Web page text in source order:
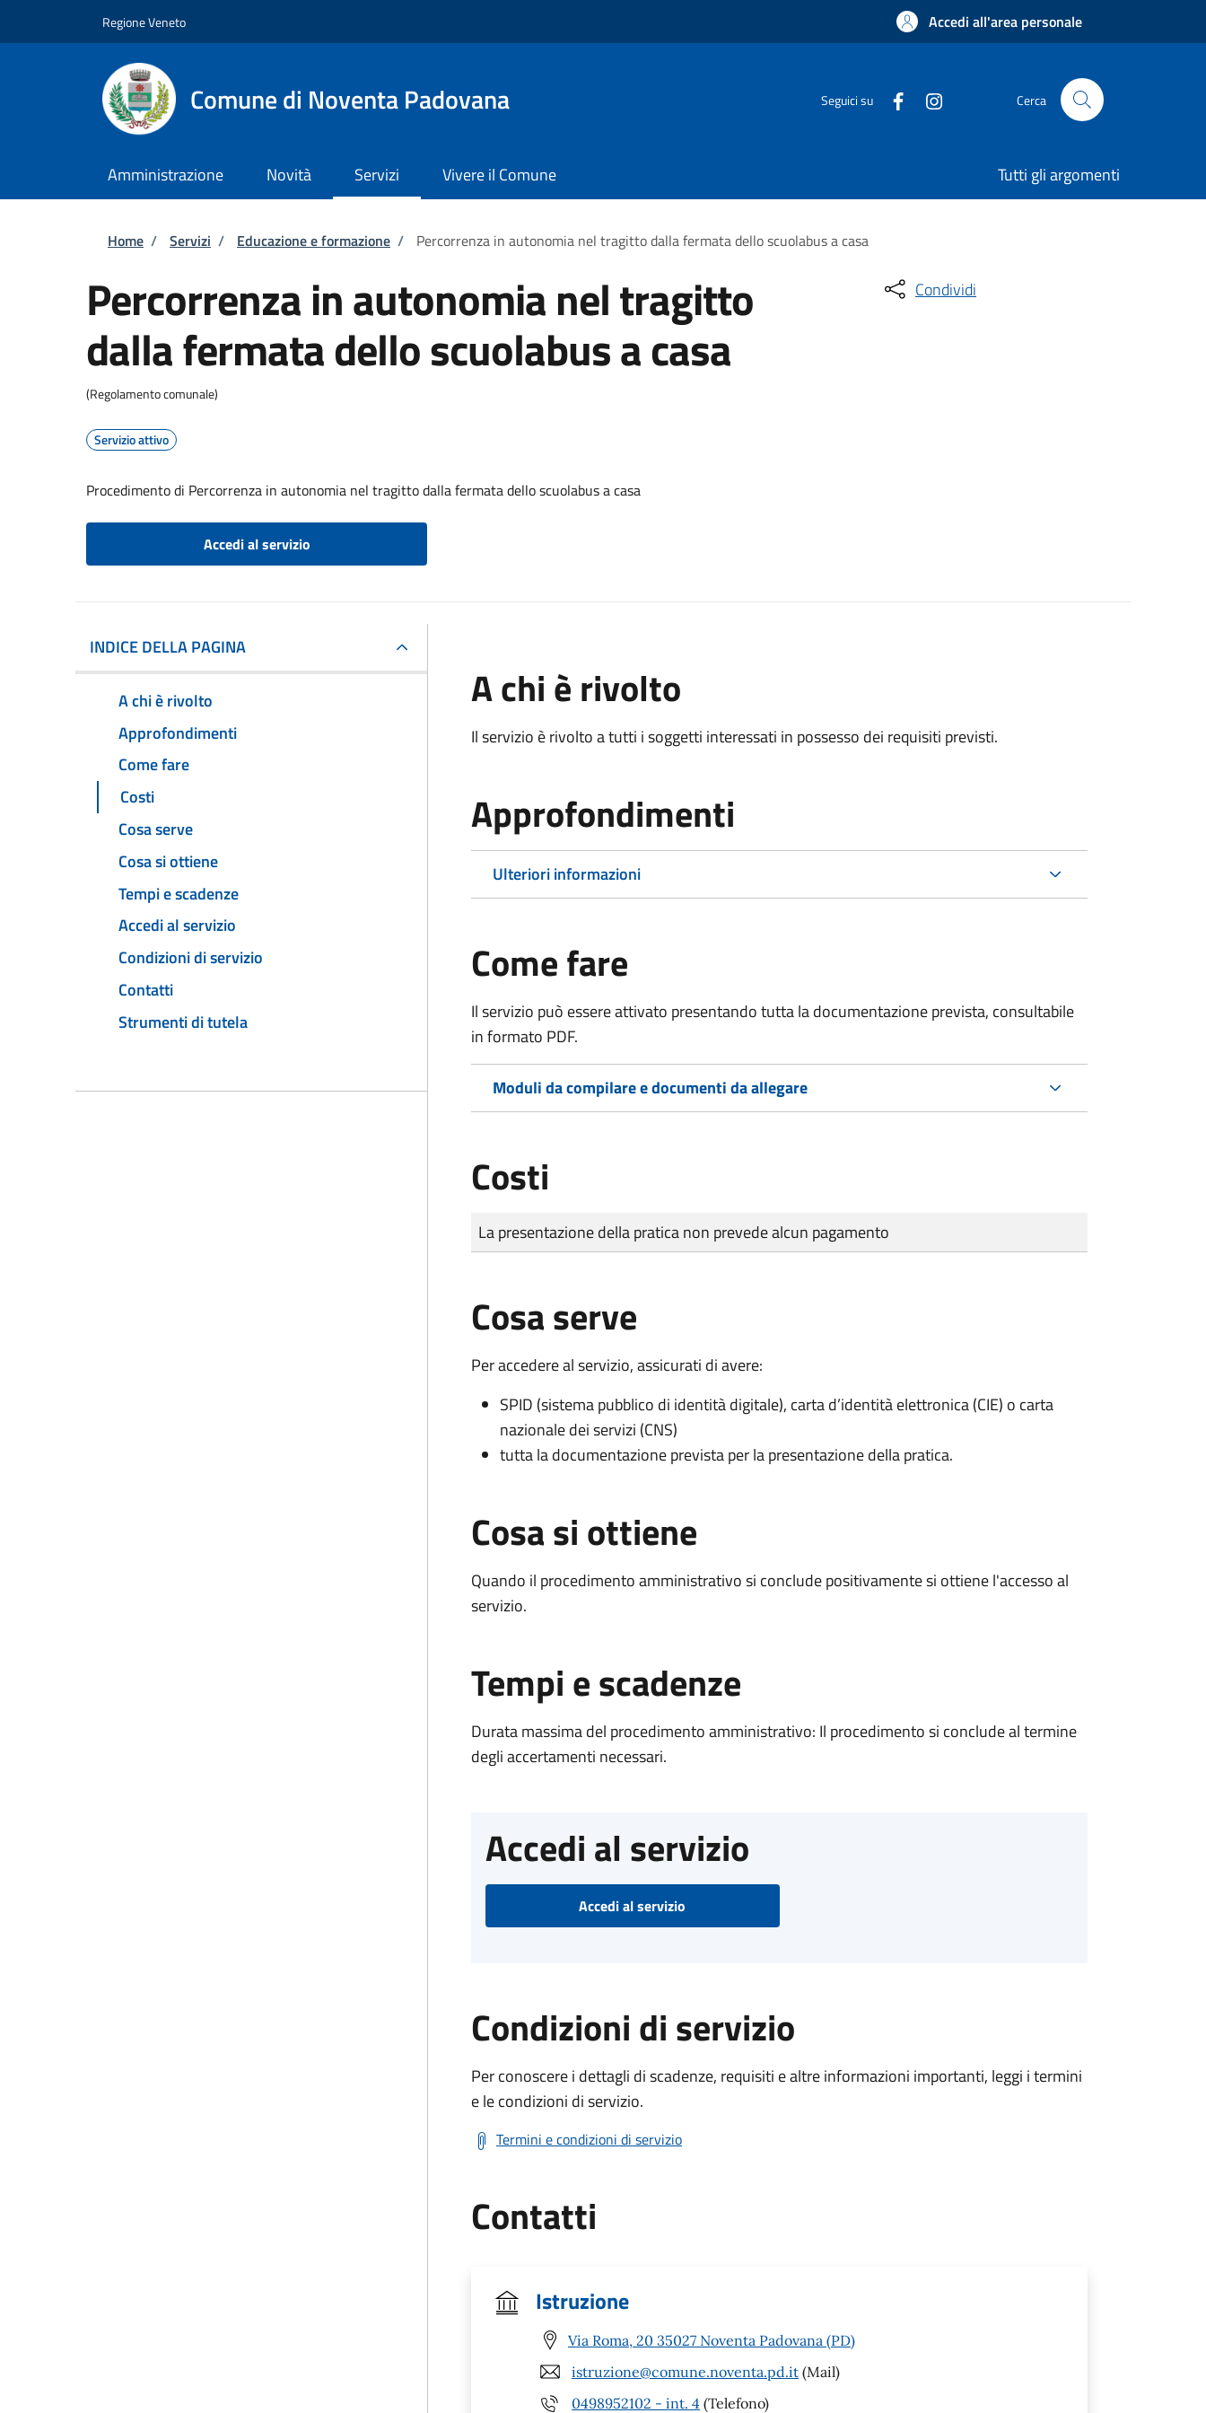
Regione Veneto Accedi all'area personale
Comune di Noventa Padovana Seguici su Cerca
Amministrazione Novità Servizi Vivere il Comune Tutti gli argomenti
Briciole di pane
Home / Servizi / Educazione e formazione / Percorrenza in autonomia nel tragitto dalla fermata dello scuolabus a casa
Percorrenza in autonomia nel tragitto
dalla fermata dello scuolabus a casa
(Regolamento comunale)
Servizio attivo
Procedimento di Percorrenza in autonomia nel tragitto dalla fermata dello scuolabus a casa
Accedi al servizio
Condividi
INDICE DELLA PAGINA
A chi è rivolto
Approfondimenti
Come fare
Costi
Cosa serve
Cosa si ottiene
Tempi e scadenze
Accedi al servizio
Condizioni di servizio
Contatti
Strumenti di tutela
A chi è rivolto
Il servizio è rivolto a tutti i soggetti interessati in possesso dei requisiti previsti.
Approfondimenti
Ulteriori informazioni
Come fare
Il servizio può essere attivato presentando tutta la documentazione prevista, consultabile
in formato PDF.
Moduli da compilare e documenti da allegare
Costi
Tipo di pagamento
Importo
La presentazione della pratica non prevede alcun pagamento
Cosa serve
Per accedere al servizio, assicurati di avere:
SPID (sistema pubblico di identità digitale), carta d’identità elettronica (CIE) o carta
nazionale dei servizi (CNS)
tutta la documentazione prevista per la presentazione della pratica.
Cosa si ottiene
Quando il procedimento amministrativo si conclude positivamente si ottiene l'accesso al
servizio.
Tempi e scadenze
Durata massima del procedimento amministrativo: Il procedimento si conclude al termine
degli accertamenti necessari.
Accedi al servizio
Accedi al servizio
Condizioni di servizio
Per conoscere i dettagli di scadenze, requisiti e altre informazioni importanti, leggi i termini
e le condizioni di servizio.
Termini e condizioni di servizio
Contatti
Istruzione
Via Roma, 20 35027 Noventa Padovana (PD)
istruzione@comune.noventa.pd.it (Mail)
0498952102 - int. 4 (Telefono)